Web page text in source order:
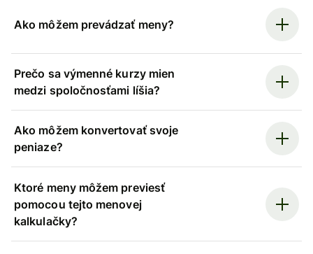
Ako môžem prevádzať meny?
Prečo sa výmenné kurzy mien
medzi spoločnosťami líšia?
Ako môžem konvertovať svoje
peniaze?
Ktoré meny môžem previesť
pomocou tejto menovej
kalkulačky?